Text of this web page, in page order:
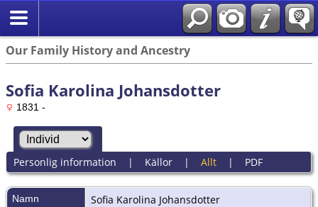
Our Family History and Ancestry
Sofia Karolina Johansdotter
1831 -
Personlig information | Källor| Allt| PDF
Namn Sofia Karolina Johansdotter